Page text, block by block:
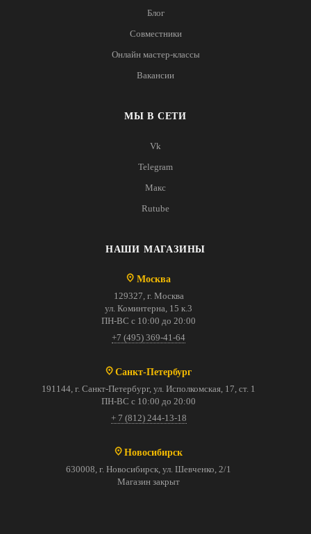
Блог
Совместники
Онлайн мастер-классы
Вакансии
МЫ В СЕТИ
Vk
Telegram
Макс
Rutube
НАШИ МАГАЗИНЫ
Москва
129327, г. Москва
ул. Коминтерна, 15 к.3
ПН-ВС с 10:00 до 20:00
+7 (495) 369-41-64
Санкт-Петербург
191144, г. Санкт-Петербург, ул. Исполкомская, 17, ст. 1
ПН-ВС с 10:00 до 20:00
+ 7 (812) 244-13-18
Новосибирск
630008, г. Новосибирск, ул. Шевченко, 2/1
Магазин закрыт